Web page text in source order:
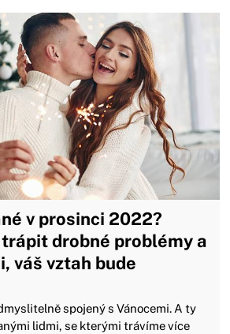
v prosinci 2022?
drobné problémy a
váš vztah bude
spojený s Vánocemi. A ty
lidmi, se kterými trávíme více